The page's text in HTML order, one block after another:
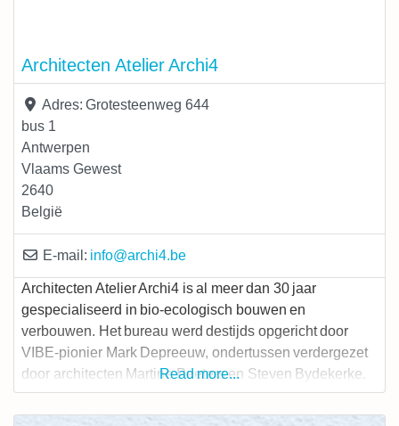
Architecten Atelier Archi4
Adres: Grotesteenweg 644
bus 1
Antwerpen
Vlaams Gewest
2640
België
E-mail: info@archi4.be
Architecten Atelier Archi4 is al meer dan 30 jaar
gespecialiseerd in bio-ecologisch bouwen en
verbouwen. Het bureau werd destijds opgericht door
VIBE-pionier Mark Depreeuw, ondertussen verdergezet
door architecten Martine Peeters en Steven Bydekerke.
Je kan bij ons terecht als je belang hecht aan een
milieuvriendelijke maar ook gezonde woning in de brede
Read more...